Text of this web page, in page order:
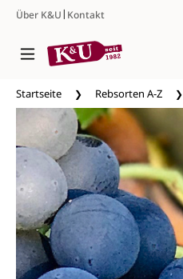
Zum Hauptinhalt springen
Über K&U| Kontakt
Startseite Rebsorten A-Z